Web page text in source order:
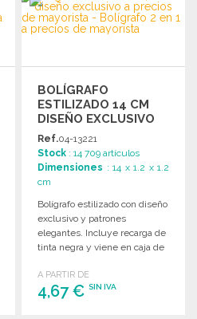
Solicitar un presupuesto
BOLÍGRAFO
ESTILIZADO 14 CM
DISEÑO EXCLUSIVO
Ref.04-13221
Stock : 14 709 artículos
Dimensiones : 14 x 1.2 x 1.2
cm
Bolígrafo estilizado con diseño
exclusivo y patrones
elegantes. Incluye recarga de
tinta negra y viene en caja de
A PARTIR DE
4,67 €SIN IVA